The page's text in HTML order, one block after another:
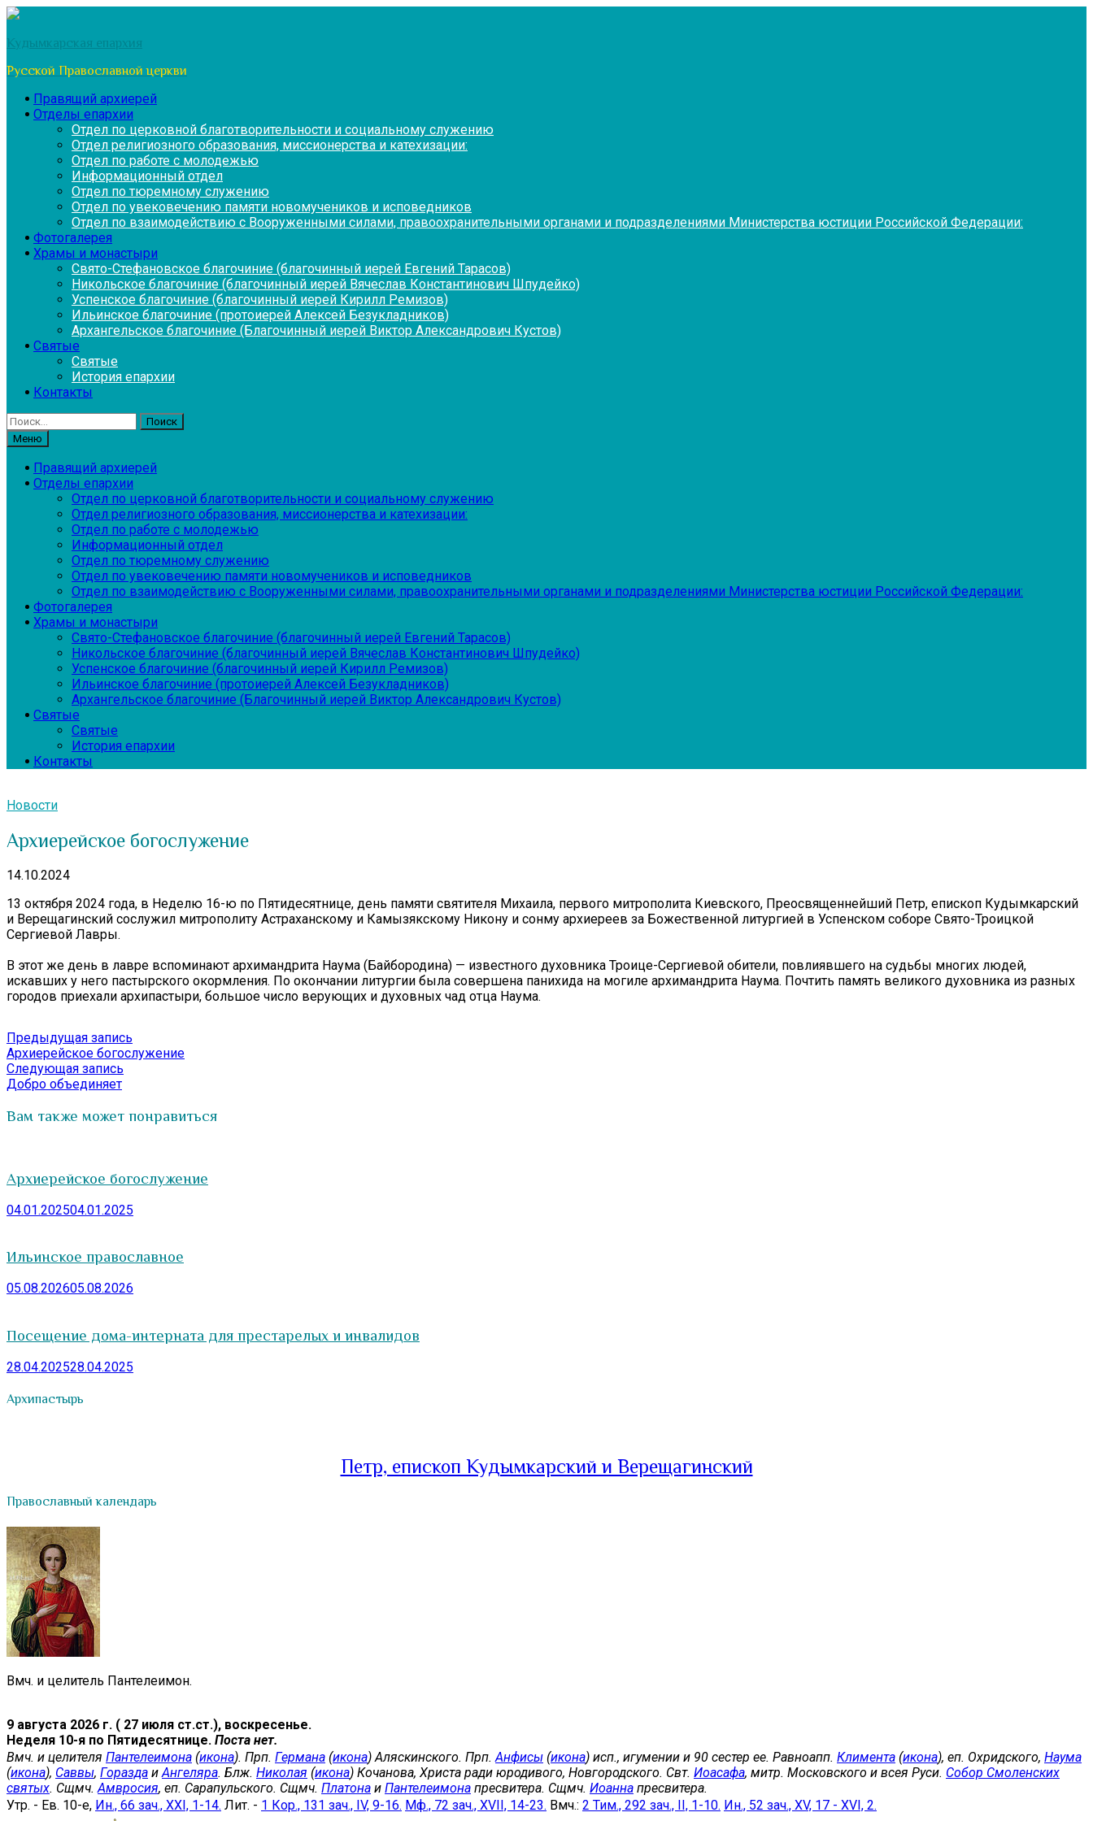
Перейти
содержимому
Кудымкарская епархия
Русской Православной церкви
Правящий архиерей
Отделы епархии
Отдел по церковной благотворительности и социальному служению
Отдел религиозного образования, миссионерства и катехизации:
Отдел по работе с молодежью
Информационный отдел
Отдел по тюремному служению
Отдел по увековечению памяти новомучеников и исповедников
Отдел по взаимодействию с Вооруженными силами, правоохранительными органами и подразделениями Министерства юстиции Российской Федерации:
Фотогалерея
Храмы и монастыри
Свято-Стефановское благочиние (благочинный иерей Евгений Тарасов)
Никольское благочиние (благочинный иерей Вячеслав Константинович Шпудейко)
Успенское благочиние (благочинный иерей Кирилл Ремизов)
Ильинское благочиние (протоиерей Алексей Безукладников)
Архангельское благочиние (Благочинный иерей Виктор Александрович Кустов)
Святые
Святые
История епархии
Контакты
Найти:
Меню
Правящий архиерей
Отделы епархии
Отдел по церковной благотворительности и социальному служению
Отдел религиозного образования, миссионерства и катехизации:
Отдел по работе с молодежью
Информационный отдел
Отдел по тюремному служению
Отдел по увековечению памяти новомучеников и исповедников
Отдел по взаимодействию с Вооруженными силами, правоохранительными органами и подразделениями Министерства юстиции Российской Федерации:
Фотогалерея
Храмы и монастыри
Свято-Стефановское благочиние (благочинный иерей Евгений Тарасов)
Никольское благочиние (благочинный иерей Вячеслав Константинович Шпудейко)
Успенское благочиние (благочинный иерей Кирилл Ремизов)
Ильинское благочиние (протоиерей Алексей Безукладников)
Архангельское благочиние (Благочинный иерей Виктор Александрович Кустов)
Святые
Святые
История епархии
Контакты
Новости
Архиерейское богослужение
14.10.2024
13 октября 2024 года, в Неделю 16-ю по Пятидесятнице, день памяти святителя Михаила, первого митрополита Киевского, Преосвященнейший Петр, епископ Кудымкарский
и Верещагинский сослужил митрополиту Астраханскому и Камызякскому Никону и сонму архиереев за Божественной литургией в Успенском соборе Свято-Троицкой
Сергиевой Лавры.
В этот же день в лавре вспоминают архимандрита Наума (Байбородина) — известного духовника Троице-Сергиевой обители, повлиявшего на судьбы многих людей,
искавших у него пастырского окормления. По окончании литургии была совершена панихида на могиле архимандрита Наума. Почтить память великого духовника из разных
городов приехали архипастыри, большое число верующих и духовных чад отца Наума.
Навигация
по
записям
Предыдущая запись
запись:
Архиерейское богослужение
Следующая запись
Добро объединяет
Вам также может понравиться
Архиерейское богослужение
04.01.202504.01.2025
Ильинское православное
05.08.202605.08.2026
Посещение дома-интерната для престарелых и инвалидов
28.04.202528.04.2025
Архипастырь
Петр, епископ Кудымкарский и Верещагинский
Православный календарь
Вмч. и целитель Пантелеимон.
9 августа 2026 г. ( 27 июля ст.ст.), воскресенье.
Неделя 10-я по Пятидесятнице. Поста нет.
Вмч. и целителя Пантелеимона (икона). Прп. Германа (икона) Аляскинского. Прп. Анфисы (икона) исп., игумении и 90 сестер ее. Равноапп. Климента (икона), еп. Охридского, Наума
(икона), Саввы, Горазда и Ангеляра. Блж. Николая (икона) Кочанова, Христа ради юродивого, Новгородского. Свт. Иоасафа, митр. Московского и всея Руси. Собор Смоленских
святых. Сщмч. Амвросия, еп. Сарапульского. Сщмч. Платона и Пантелеимона пресвитера. Сщмч. Иоанна пресвитера.
Утр. - Ев. 10-е, Ин., 66 зач., XXI, 1-14. Лит. - 1 Кор., 131 зач., IV, 9-16. Мф., 72 зач., XVII, 14-23. Вмч.: 2 Тим., 292 зач., II, 1-10. Ин., 52 зач., XV, 17 - XVI, 2.